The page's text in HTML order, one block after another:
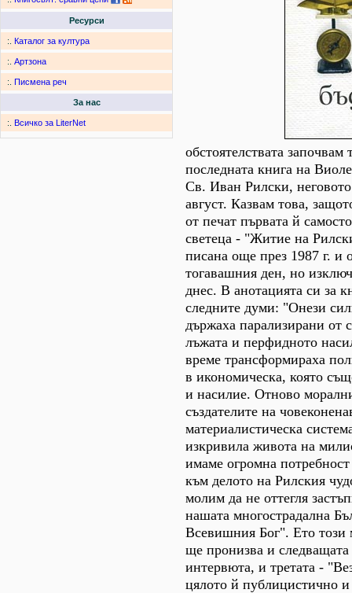
Ресурси
:. Каталог за култура
:. Артзона
:. Писмена реч
За нас
:. Всичко за LiterNet
обстоятелствата започвам
последната книга на
Св. Иван Рилски,
август. Казвам това,
от печат първата й
светеца - "Житие на
писана още през 1987 г. и
тогавашния ден, но
днес. В анотацията си за
следните думи: "Онези
държаха парализирани от
лъжата и перфидното
време трансформираха
в икономическа, която
и насилие. Отново
създателите на
материалистическа
изкривила живота на
имаме огромна
към делото на Рилския
молим да не оттегля
нашата многострадална
Всевишния Бог". Ето този
ще пронизва и следващата
интервюта, и третата -
цялото й публицистично